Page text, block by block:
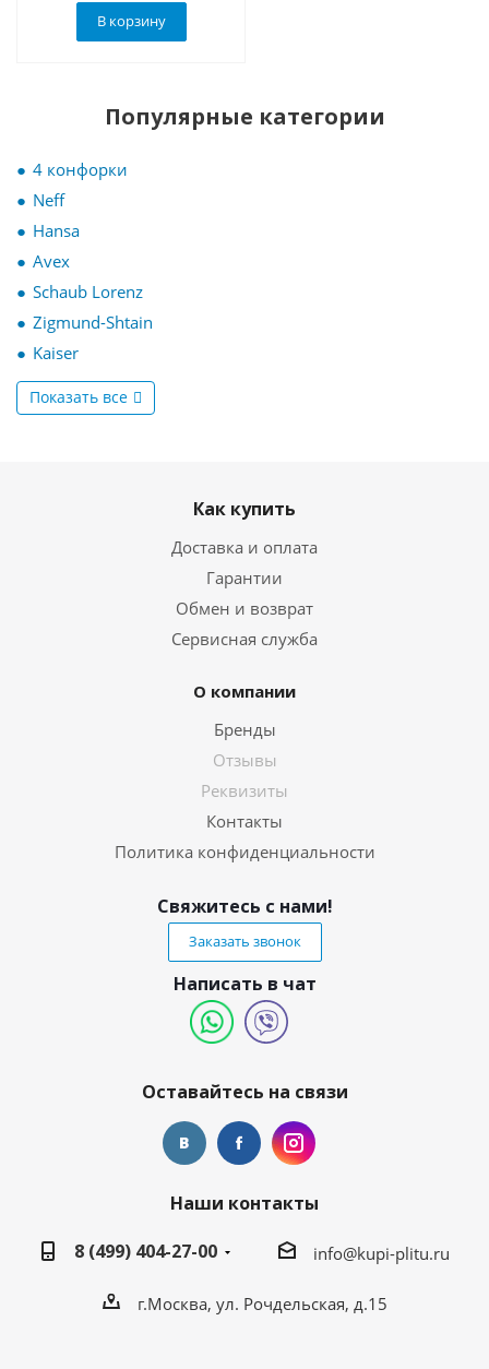
В корзину
Популярные категории
4 конфорки
Neff
Hansa
Avex
Schaub Lorenz
Zigmund-Shtain
Kaiser
Показать все
Как купить
Доставка и оплата
Гарантии
Обмен и возврат
Сервисная служба
О компании
Бренды
Отзывы
Реквизиты
Контакты
Политика конфиденциальности
Свяжитесь с нами!
Заказать звонок
Написать в чат
Оставайтесь на связи
Наши контакты
8 (499) 404-27-00
info@kupi-plitu.ru
г.Москва, ул. Рочдельская, д.15